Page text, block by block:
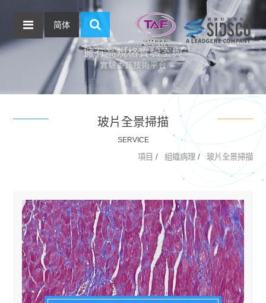
简体
玻片全景掃描
SERVICE
項目 組織病理 玻片全景掃描